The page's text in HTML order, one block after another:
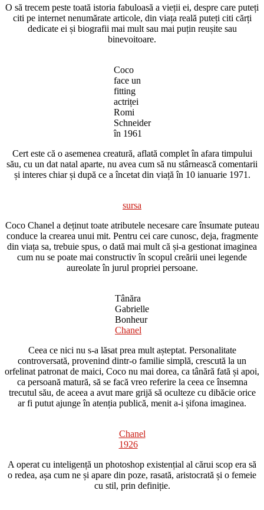
O să trecem peste toată istoria fabuloasă a vieții ei, despre care puteți
citi pe internet nenumărate articole, din viața reală puteți citi cărți
dedicate ei și biografii mai mult sau mai puțin reușite sau
binevoitoare.
Coco
face un
fitting
actriței
Romi
Schneider
în 1961
Cert este că o asemenea creatură, aflată complet în afara timpului
său, cu un dat natal aparte, nu avea cum să nu stârnească comentarii
și interes chiar și după ce a încetat din viață în 10 ianuarie 1971.
sursa
Coco Chanel a deținut toate atributele necesare care însumate puteau
conduce la crearea unui mit. Pentru cei care cunosc, deja, fragmente
din viața sa, trebuie spus, o dată mai mult că și-a gestionat imaginea
cum nu se poate mai constructiv în scopul creării unei legende
aureolate în jurul propriei persoane.
Tânăra
Gabrielle
Bonheur
Chanel
Ceea ce nici nu s-a lăsat prea mult așteptat. Personalitate
controversată, provenind dintr-o familie simplă, crescută la un
orfelinat patronat de maici, Coco nu mai dorea, ca tânără fată și apoi,
ca persoană matură, să se facă vreo referire la ceea ce însemna
trecutul său, de aceea a avut mare grijă să oculteze cu dibăcie orice
ar fi putut ajunge în atenția publică, menit a-i șifona imaginea.
Chanel
1926
A operat cu inteligență un photoshop existențial al cărui scop era să
o redea, așa cum ne și apare din poze, rasată, aristocrată și o femeie
cu stil, prin definiție.